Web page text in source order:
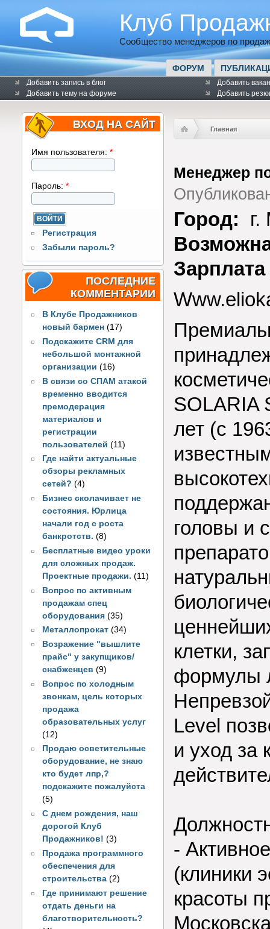
Клуб
Сообщество менеджеров по
ФОРУМ
Добавить запись в блог
Добавить тему на форуме
Добавить
Добавить
ВХОД НА САЙТ
Имя пользователя: *
Пароль: *
Регистрация
Забыли пароль?
ПОСЛЕДНИЕ
КОММЕНТАРИИ
В Клубе Продажников
новый бармен (17)
Подскажите CRM для
небольшой монтажной
организации (16)
В связи со СПАМ атакой
временно вводится
премодерация
материалов и
регистрации
пользователей(11)
Где найти актуальные
обзоры рекламных
сетей? (4)
Бизнес сколачивает не
состояния. Юрлица
начали год с роста
банкротств. (8)
Бесплатные видео уроки
для сложных продаж.
Проектные продажи. (11)
Вопрос по активным
продажам спец
оборудования (35)
Металлопрокат (34)
Возражение "вышлите
прайс" у закупщиков/
снабженцев (9)
Вопрос по холодным
звонкам, цель которых
продажа
образовательных услуг
(12)
Продаю осветительные
оборудование, не знаю
кто будет лпр,?
подскажите пожалуйста
(5)
С днем рождения, наш
дорогой Клуб
Продажников! (3)
Продажа программного
обеспечения для
строительства (2)
Где принимают решение
отдать деньги на
благотворительность?
Главная
Менеджер
Город:
SOLARIA
лет (с
головы и
клетки,
формулы
Level
и уход за
-
(клиники
красоты